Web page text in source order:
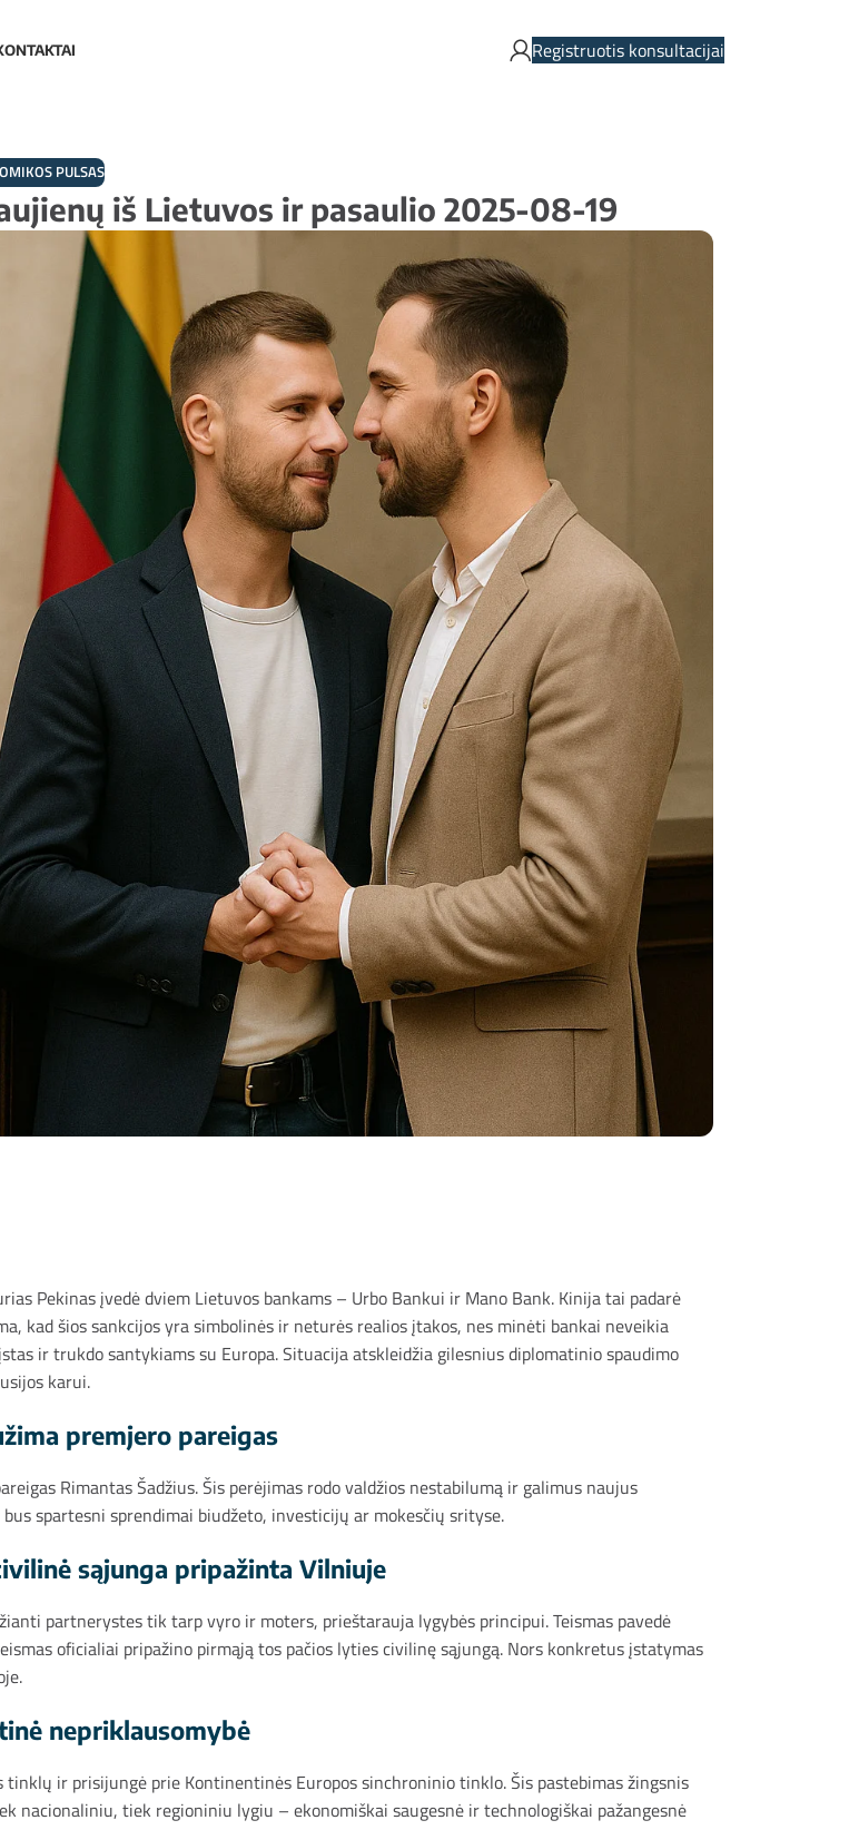
Registruotis konsultacijai
PULSAS
iš Lietuvos ir pasaulio 2025-08-19
Pekinas įvedė dviem Lietuvos bankams – Urbo Bankui ir Mano Bank. Kinija tai padarė
kad šios sankcijos yra simbolinės ir neturės realios įtakos, nes minėti bankai neveikia
ir trukdo santykiams su Europa. Situacija atskleidžia gilesnius diplomatinio spaudimo
karui.
premjero pareigas
Rimantas Šadžius. Šis perėjimas rodo valdžios nestabilumą ir galimus naujus
spartesni sprendimai biudžeto, investicijų ar mokesčių srityse.
sąjunga pripažinta Vilniuje
partnerystes tik tarp vyro ir moters, prieštarauja lygybės principui. Teismas pavedė
oficialiai pripažino pirmąją tos pačios lyties civilinę sąjungą. Nors konkretus įstatymas
nepriklausomybė
ir prisijungė prie Kontinentinės Europos sinchroninio tinklo. Šis pastebimas žingsnis
nacionaliniu, tiek regioniniu lygiu – ekonomiškai saugesnė ir technologiškai pažangesnė